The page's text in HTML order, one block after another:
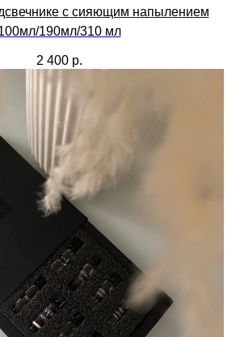
с сияющим напылением
190мл/310 мл
2 400 р.